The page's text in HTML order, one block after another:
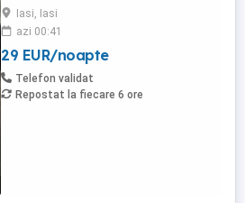
locațiile noastre dotate și pregătite spre a
te găzdui pe tine sau pe amicii tai. Prețuri
începând de la 120 de lei noapte, în
funcție de locație, numărul de persoane și
de durata șederii. Mai multe detalii ...
Iasi, Iasi
azi 00:41
29 EUR/noapte
Telefon validat
Repostat la fiecare 6 ore